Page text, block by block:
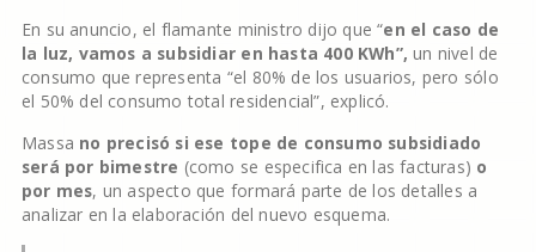
En su anuncio, el flamante ministro dijo que “en el caso de
la luz, vamos a subsidiar en hasta 400 KWh”,un nivel de
consumo que representa “el 80% de los usuarios, pero sólo
el 50% del consumo total residencial”, explicó.
Massa no precisó si ese tope de consumo subsidiado
será por bimestre (como se especifica en las facturas) o
por mes, un aspecto que formará parte de los detalles a
analizar en la elaboración del nuevo esquema.